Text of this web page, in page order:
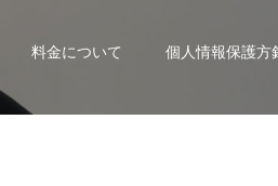
料金について 個人情報保護方